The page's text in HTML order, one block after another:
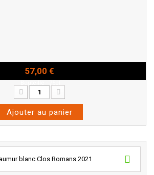
57,00 €
Ajouter au panier